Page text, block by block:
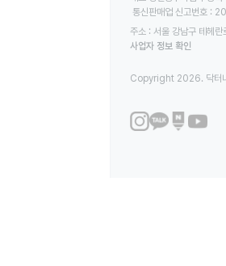
통신판매업 신고번호
주소 : 서울 강남구 테헤
사업자 정보 확인
Copyright 2026. 닥터